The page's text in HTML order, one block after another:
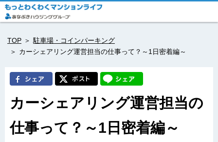
TOP
駐車場・コインパーキング
カーシェアリング運営担当の仕事って？～1日密着編～
カーシェアリング運営担当の
仕事って？～1日密着編～